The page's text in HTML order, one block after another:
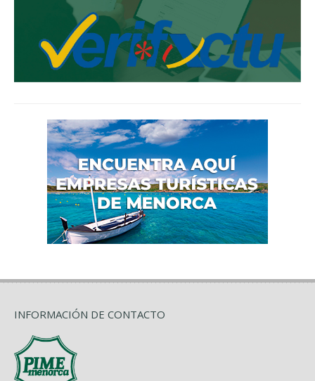
INFORMACIÓN DE CONTACTO